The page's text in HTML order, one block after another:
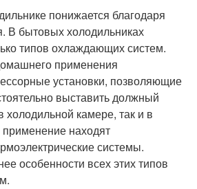
понижается благодаря
В бытовых холодильниках
типов охлаждающих систем.
применения
установки, позволяющие
выставить должный
холодильной камере, так и в
находят
системы.
особенности всех этих типов